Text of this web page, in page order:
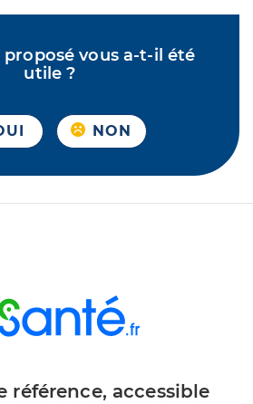
proposé vous a-t-il été
utile ?
NON
référence, accessible